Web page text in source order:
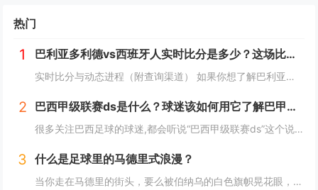
热门
1 巴利亚多利德vs西班牙人实时比分是多少？这场比赛有哪些关键看点？
实时比分与动态进程（附查询渠道） 如果你想了解巴利亚多利德vs西班牙人的实时比分，需要通过动态渠道查询——因为西甲联赛的比分随比赛进程实时变化（比如上半场巴利亚多利德1-0领先、西班牙人点球扳平，或下半场双方互有进球）。 你可以通过...
2 巴西甲级联赛ds是什么？球迷该如何用它了解巴甲赛事？
很多关注巴西足球的球迷,都会听说“巴西甲级联赛ds”这个说法，但它具体是什么？又该怎么用它来深入了解巴甲赛事呢？今天我们就来聊聊这个话题。 巴西甲级联赛ds到底指什么？ 这里的“ds”，通常是指以DS足球为代表的足球数据平台，这类平台专...
3 什么是足球里的马德里式浪漫？
当你走在马德里的街头，要么被伯纳乌的白色旗帜晃花眼，要么被万达大都会（曾是卡尔德隆）的红色海洋暖到心，这座城市的足球浪漫，一半是皇马的星光传奇，一半是马竞的铁血坚守，两种味道混在一起，就成了独一份的“马德里式浪漫”。 皇马：用星光与传...